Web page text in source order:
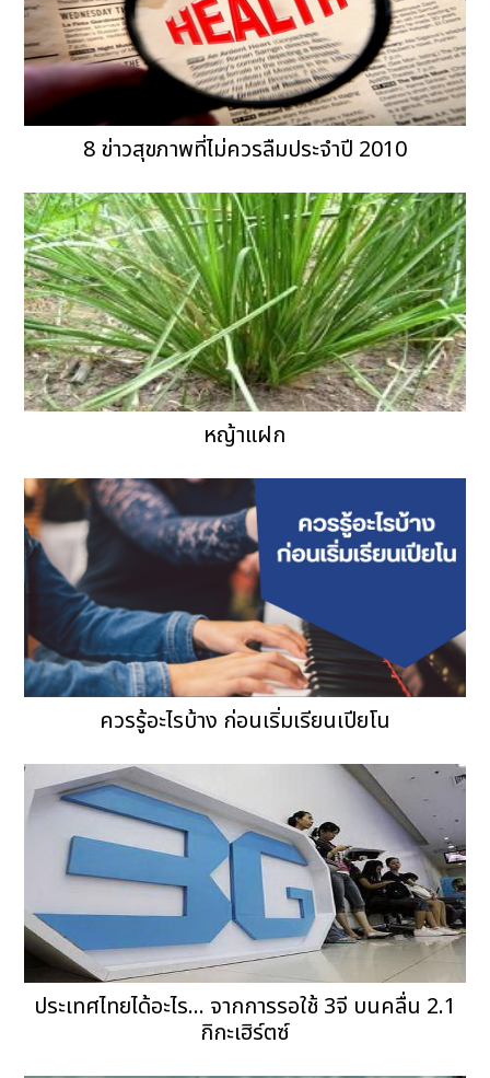
8 ข่าวสุขภาพที่ไม่ควรลืมประจำปี 2010
หญ้าแฝก
ควรรู้อะไรบ้าง ก่อนเริ่มเรียนเปียโน
ประเทศไทยได้อะไร... จากการรอใช้ 3จี บนคลื่น 2.1
กิกะเฮิร์ตซ์